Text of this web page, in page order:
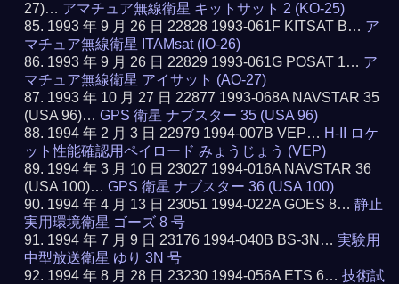
27)… アマチュア無線衛星 キットサット 2 (KO-25)
1993 年 9 月 26 日 22828 1993-061F KITSAT B… ア
マチュア無線衛星 ITAMsat (IO-26)
1993 年 9 月 26 日 22829 1993-061G POSAT 1… ア
マチュア無線衛星 アイサット (AO-27)
1993 年 10 月 27 日 22877 1993-068A NAVSTAR 35
(USA 96)…GPS 衛星 ナブスター 35 (USA 96)
1994 年 2 月 3 日 22979 1994-007B VEP… H-II ロケ
ット性能確認用ペイロード みょうじょう (VEP)
1994 年 3 月 10 日 23027 1994-016A NAVSTAR 36
(USA 100)…GPS 衛星 ナブスター 36 (USA 100)
1994 年 4 月 13 日 23051 1994-022A GOES 8…静止
実用環境衛星 ゴーズ 8 号
1994 年 7 月 9 日 23176 1994-040B BS-3N…実験用
中型放送衛星 ゆり 3N 号
1994 年 8 月 28 日 23230 1994-056A ETS 6…技術試